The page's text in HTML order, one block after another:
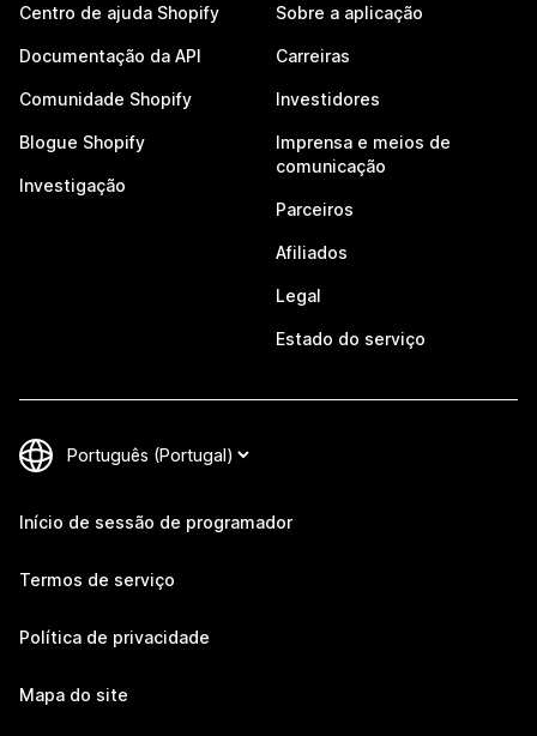
Centro de ajuda Shopify
Documentação da API
Comunidade Shopify
Blogue Shopify
Investigação
Sobre a aplicação
Carreiras
Investidores
Imprensa e meios de
comunicação
Parceiros
Afiliados
Legal
Estado do serviço
Início de sessão de programador
Termos de serviço
Política de privacidade
Mapa do site